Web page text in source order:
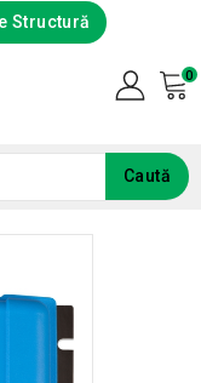
Structură
0
Caută